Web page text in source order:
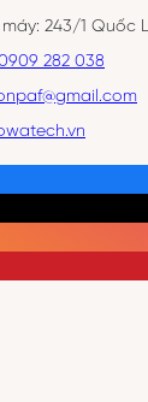
243/1 Quốc
282 038